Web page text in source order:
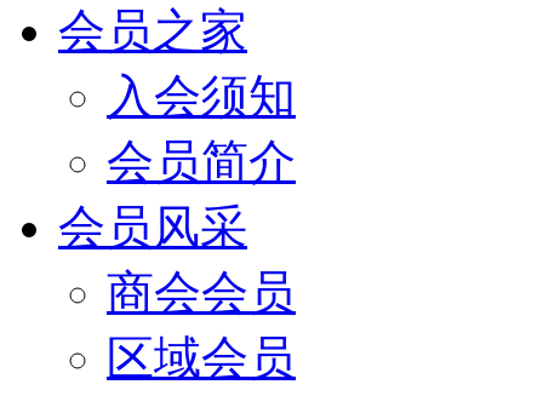
会员之家
入会须知
会员简介
会员风采
商会会员
区域会员